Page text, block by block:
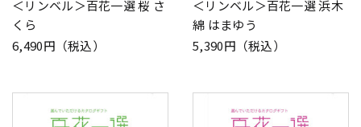
＜リンベル＞百花一選 桜 さ
くら
6,490円（税込）
＜リンベル＞百花一選 浜木
綿 はまゆう
5,390円（税込）